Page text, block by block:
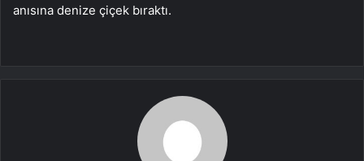
anısına denize çiçek bıraktı.